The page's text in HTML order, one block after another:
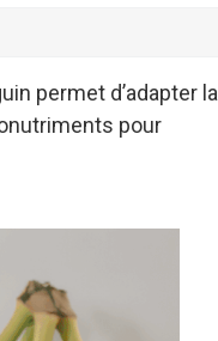
permet d’adapter la
pour